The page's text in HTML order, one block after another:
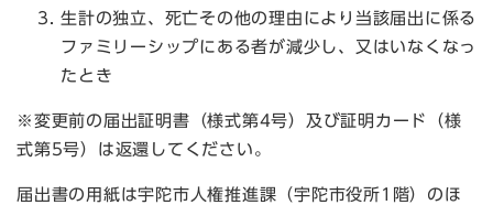
生計の独立、死亡その他の理由により当該届出に係る
ファミリーシップにある者が減少し、又はいなくなっ
たとき
※変更前の届出証明書（様式第4号）及び証明カード（様
式第5号）は返還してください。
届出書の用紙は宇陀市人権推進課（宇陀市役所1階）のほ